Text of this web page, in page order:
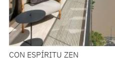
CON ESPÍRITU ZEN